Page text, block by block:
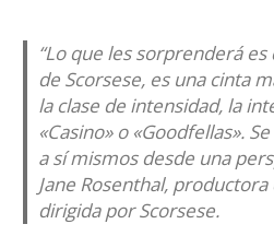
“Lo que les sorprenderá
de Scorsese, es una cinta
la clase de intensidad, la
«Casino» o «Goodfellas».
a sí mismos desde una
Jane Rosenthal,
dirigida por Scorsese.